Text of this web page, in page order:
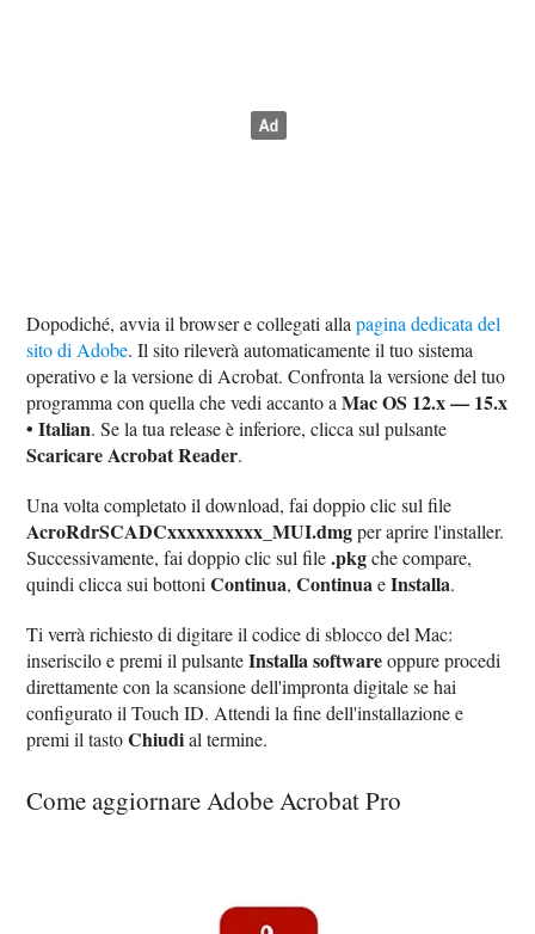
Dopodiché, avvia il browser e collegati allapagina dedicata del
sito di Adobe. Il sito rileverà automaticamente il tuo sistema
operativo e la versione di Acrobat. Confronta la versione del tuo
programma con quella che vedi accanto aMac OS 12.x — 15.x
• Italian. Se la tua release è inferiore, clicca sul pulsante
Scaricare Acrobat Reader.
Una volta completato il download, fai doppio clic sul file
AcroRdrSCADCxxxxxxxxxx_MUI.dmgper aprire l'installer.
Successivamente, fai doppio clic sul file.pkgche compare,
quindi clicca sui bottoniContinua,ContinuaeInstalla.
Ti verrà richiesto di digitare il codice di sblocco del Mac:
inseriscilo e premi il pulsanteInstalla softwareoppure procedi
direttamente con la scansione dell'impronta digitale se hai
configurato il Touch ID. Attendi la fine dell'installazione e
premi il tastoChiudial termine.
Come aggiornare Adobe Acrobat Pro